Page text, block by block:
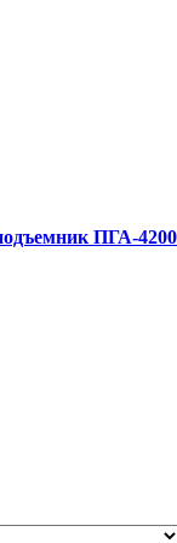
ПГА-